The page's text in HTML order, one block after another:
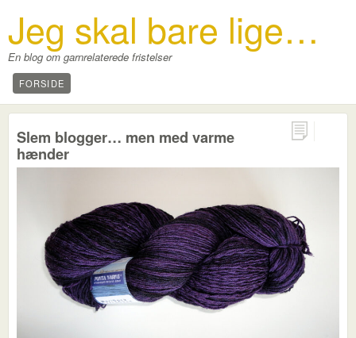
Jeg skal bare lige…
En blog om garnrelaterede fristelser
FORSIDE
Slem blogger… men med varme
hænder